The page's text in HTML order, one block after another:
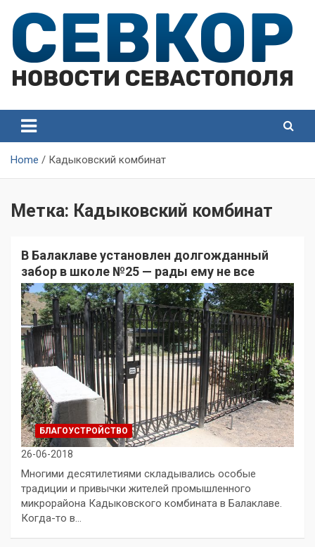
content
Севастополя
Севастополя
Home Кадыковский комбинат
Метка: Кадыковский комбинат
В Балаклаве установлен долгожданный
забор в школе №25 — рады ему не все
БЛАГОУСТРОЙСТВО
26-06-2018
Многими десятилетиями складывались особые
традиции и привычки жителей промышленного
микрорайона Кадыковского комбината в Балаклаве.
Когда-то в…